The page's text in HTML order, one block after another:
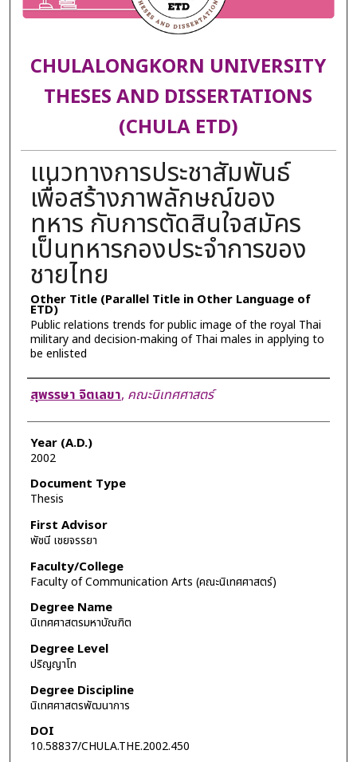
CHULALONGKORN UNIVERSITY
THESES AND DISSERTATIONS
(CHULA ETD)
แนวทางการประชาสัมพันธ์
เพื่อสร้างภาพลักษณ์ของ
ทหาร กับการตัดสินใจสมัคร
เป็นทหารกองประจำการของ
ชายไทย
Other Title (Parallel Title in Other Language of
ETD)
Public relations trends for public image of the royal Thai
military and decision-making of Thai males in applying to
be enlisted
Author
สุพรรษา จิตเลขา, คณะนิเทศศาสตร์
Year (A.D.)
2002
Document Type
Thesis
First Advisor
พัชนี เชยจรรยา
Faculty/College
Faculty of Communication Arts (คณะนิเทศศาสตร์)
Degree Name
นิเทศศาสตรมหาบัณฑิต
Degree Level
ปริญญาโท
Degree Discipline
นิเทศศาสตรพัฒนาการ
DOI
10.58837/CHULA.THE.2002.450